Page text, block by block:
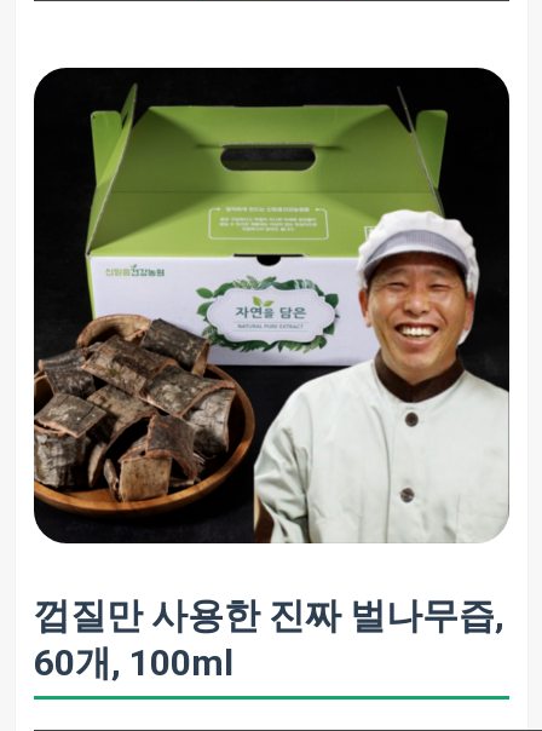
껍질만 사용한 진짜 벌나무즙,
60개, 100ml